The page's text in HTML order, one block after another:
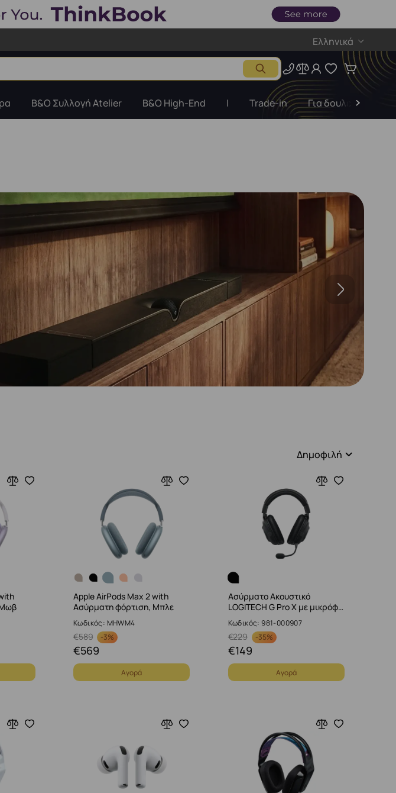
Ελληνικά
B&O Συλλογή Atelier B&O High-End | Trade-in Για δουλειές
Δημοφιλή
Apple AirPods Max 2 with
Ασύρματη φόρτιση, Μπλε
Κωδικός: MHWM4
589
€ -3%
569
€
Αγορά
Ασύρματο Ακουστικό
LOGITECH G Pro X με μικρόφ…
Κωδικός: 981-000907
229
€ -35%
149
€
Αγορά